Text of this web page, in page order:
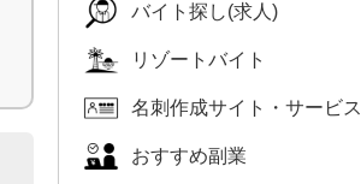
バイト探し(求人)
リゾートバイト
名刺作成サイト・サービス
おすすめ副業